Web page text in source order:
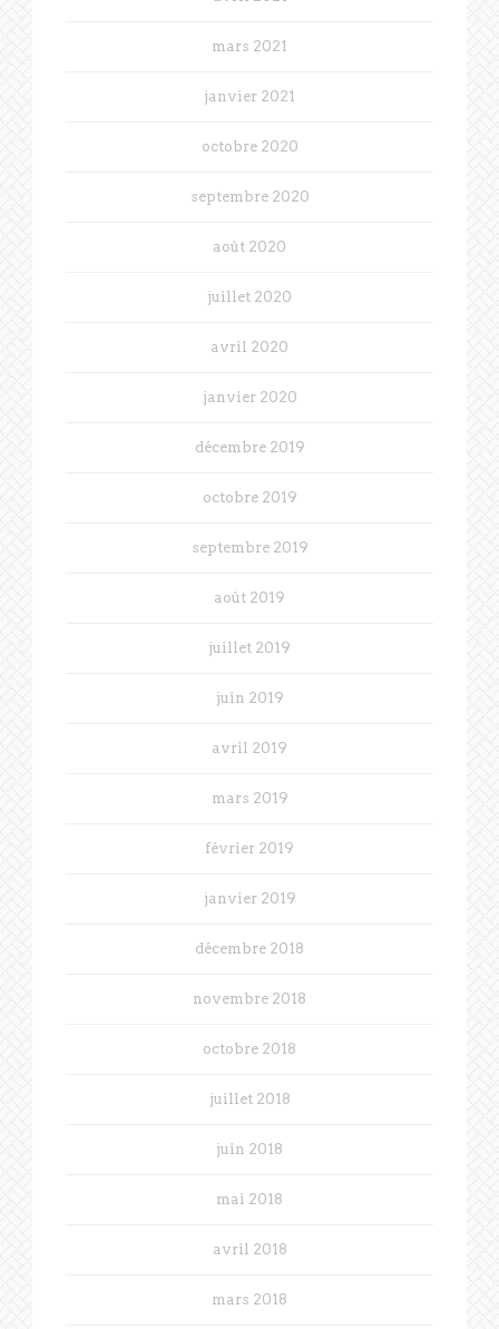
mars 2021
janvier 2021
octobre 2020
septembre 2020
août 2020
juillet 2020
avril 2020
janvier 2020
décembre 2019
octobre 2019
septembre 2019
août 2019
juillet 2019
juin 2019
avril 2019
mars 2019
février 2019
janvier 2019
décembre 2018
novembre 2018
octobre 2018
juillet 2018
juin 2018
mai 2018
avril 2018
mars 2018